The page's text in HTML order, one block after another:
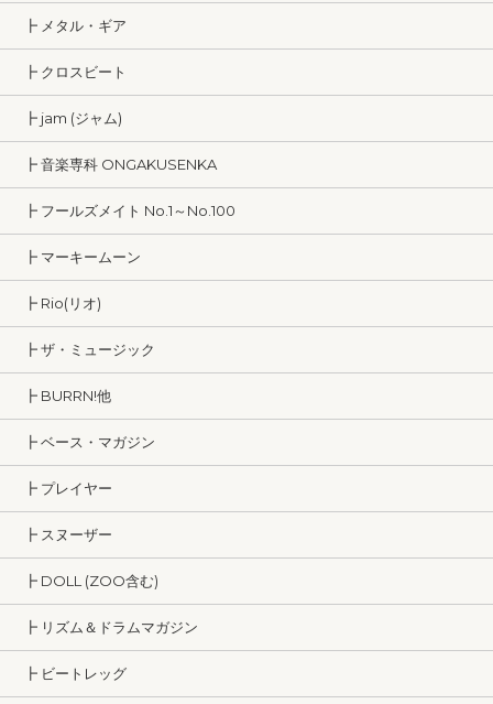
┣ メタル・ギア
┣ クロスビート
┣ jam (ジャム)
┣ 音楽専科 ONGAKUSENKA
┣ フールズメイト No.1～No.100
┣ マーキームーン
┣ Rio(リオ)
┣ ザ・ミュージック
┣ BURRN!他
┣ ベース・マガジン
┣ プレイヤー
┣ スヌーザー
┣ DOLL (ZOO含む)
┣ リズム＆ドラムマガジン
┣ ビートレッグ